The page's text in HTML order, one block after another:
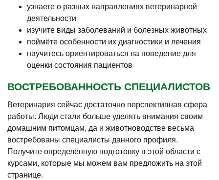
узнаете о разных направлениях ветеринарной
деятельности
изучите виды заболеваний и болезных животных
поймёте особенности их диагностики и лечения
научитесь ориентироваться на поведение для
оценки состояния пациентов
ВОСТРЕБОВАННОСТЬ СПЕЦИАЛИСТОВ
Ветеринария сейчас достаточно перспективная сфера
работы. Люди стали больше уделять внимания своим
домашним питомцам, да и животноводстве весьма
востребованы специалисты данного профиля.
Получите определённую подготовку в этой области с
курсами, которые мы можем вам предложить на этой
странице.